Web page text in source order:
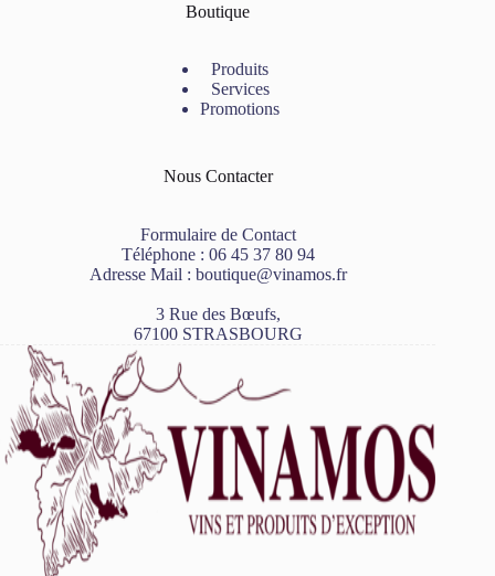
Boutique
Produits
Services
Promotions
Nous Contacter
Formulaire de Contact
Téléphone : 06 45 37 80 94
Adresse Mail : boutique@vinamos.fr
3 Rue des Bœufs,
67100 STRASBOURG